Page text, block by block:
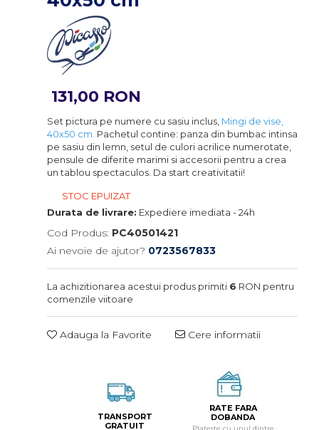
131,00 RON
Set pictura pe numere cu sasiu inclus, Mingi de vise,
40x50 cm. Pachetul contine: panza din bumbac intinsa
pe sasiu din lemn, setul de culori acrilice numerotate,
pensule de diferite marimi si accesorii pentru a crea
un tablou spectaculos. Da start creativitatii!
STOC EPUIZAT
Durata de livrare: Expediere imediata - 24h
Cod Produs: PC40501421
Ai nevoie de ajutor? 0723567833
La achizitionarea acestui produs primiti 6 RON pentru
comenzile viitoare
Adauga la Favorite Cere informatii
TRANSPORT
GRATUIT
RATE FARA
DOBANDA
Plateste cu unul dintre